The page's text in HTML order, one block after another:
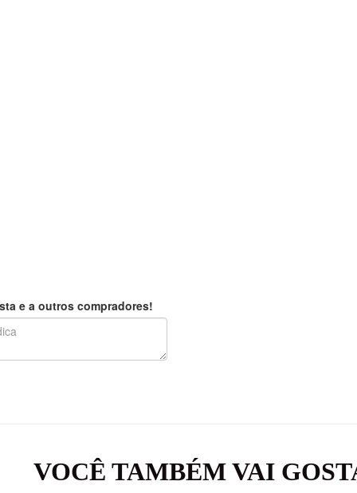
e a outros compradores!
VOCÊ TAMBÉM VAI